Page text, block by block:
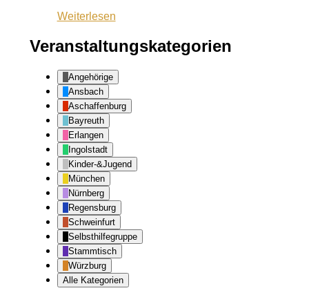
Weiterlesen
Veranstaltungskategorien
Angehörige
Ansbach
Aschaffenburg
Bayreuth
Erlangen
Ingolstadt
Kinder-&Jugend
München
Nürnberg
Regensburg
Schweinfurt
Selbsthilfegruppe
Stammtisch
Würzburg
Alle Kategorien